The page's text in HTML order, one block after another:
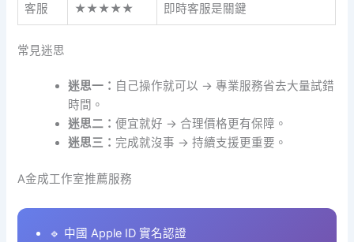
客服 ★★★★★ 即時客服是關鍵
常見迷思
迷思一： 自己操作就可以 → 專業服務省去大量試錯
時間。
迷思二：便宜就好 → 合理價格更有保障。
迷思三： 完成就沒事 → 持續支援更重要。
A金成工作室推薦服務
🔹 中國 Apple ID 實名認證